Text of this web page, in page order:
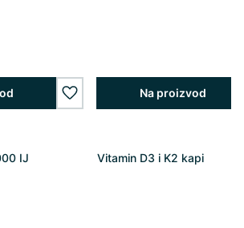
wishlist.add
Na proizvod
IJ Vitamin D3 i K2 kapi